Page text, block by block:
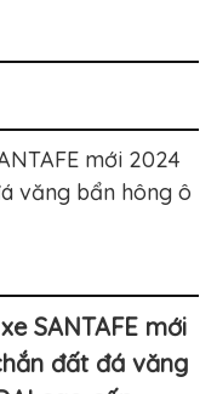
mới 2024
văng bẩn hông ô
SANTAFE mới
đất đá văng